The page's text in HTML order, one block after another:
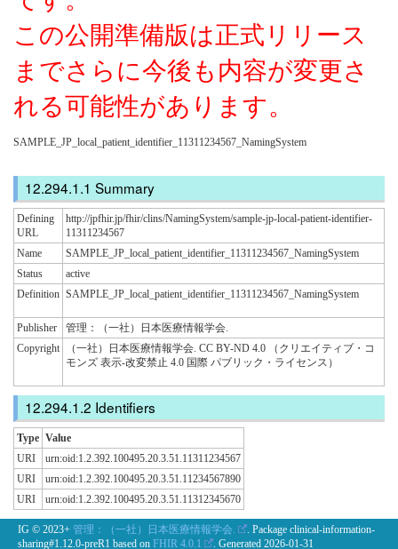
この公開準備版は正式リリース
までさらに今後も内容が変更さ
れる可能性があります。
SAMPLE_JP_local_patient_identifier_11311234567_NamingSystem
Summary
Defining
URL
http://jpfhir.jp/fhir/clins/NamingSystem/sample-jp-local-patient-identifier-
11311234567
Name
SAMPLE_JP_local_patient_identifier_11311234567_NamingSystem
Status
active
Definition SAMPLE_JP_local_patient_identifier_11311234567_NamingSystem
Publisher
管理：（一社）日本医療情報学会.
Copyright
（一社）日本医療情報学会. CC BY-ND 4.0 （クリエイティブ・コ
モンズ 表示-改変禁止 4.0 国際 パブリック・ライセンス）
Identifiers
Type Value
URI
urn:oid:1.2.392.100495.20.3.51.11311234567
URI
urn:oid:1.2.392.100495.20.3.51.11234567890
URI
urn:oid:1.2.392.100495.20.3.51.11312345670
IG © 2023+ 管理：（一社）日本医療情報学会.
. Package clinical-information-
sharing#1.12.0-preR1 based on FHIR 4.0.1 . Generated 2026-01-31